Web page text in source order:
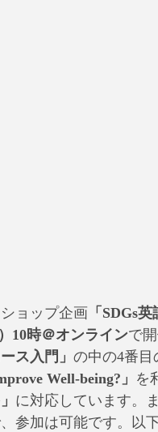
ョップ企画 「SDGs
10時＠オンラインで
ス入門」 の中の4番目
Well-being?」 を
に対応しています。
参加は可能です。以